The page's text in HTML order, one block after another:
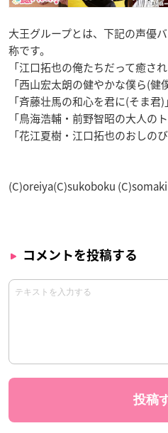
大王グループとは、下記の声優
称です。
「江口拓也の俺たちだって癒さ
「西山宏太朗の健やかな僕ら(健
「斉藤壮馬の和心を君に(そま君)」
「鳥海浩輔・前野智昭の大人の
「花江夏樹・江口拓也のおしの
(C)oreiya(C)sukoboku
コメントを投稿する